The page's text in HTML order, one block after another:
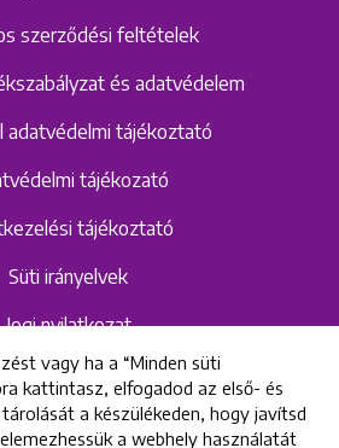
szerződési feltételek
és adatvédelem
adatvédelmi tájékoztató
tájékozató
tájékoztató
Süti irányelvek
Jogi nyilatkozat
kapcsolódó adatvédelmi
és tájékoztató
vagy ha a “Minden süti
kattintasz, elfogadod az első- és
a készülékeden, hogy javítsd
a webhely használatát